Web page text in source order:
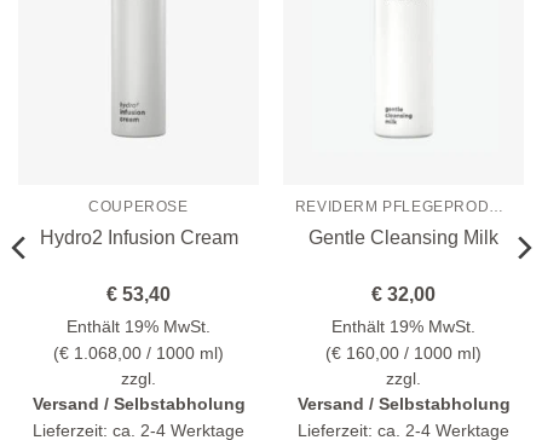
COUPEROSE
Hydro2 Infusion Cream
€ 53,40
Enthält 19% MwSt.
(€ 1.068,00/ 1000 ml)
zzgl.
Versand / Selbstabholung
Lieferzeit: ca. 2-4 Werktage
Gentle Cleansing Milk
€ 32,00
Enthält 19% MwSt.
(€ 160,00/ 1000 ml)
zzgl.
Versand / Selbstabholung
Lieferzeit: ca. 2-4 Werktage